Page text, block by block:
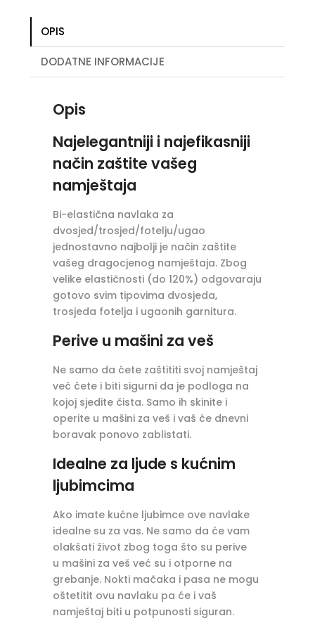
količina
OPIS
DODATNE INFORMACIJE
Opis
Najelegantniji i najefikasniji
način zaštite vašeg
namještaja
Bi-elastična navlaka za
dvosjed/trosjed/fotelju/ugao
jednostavno najbolji je način zaštite
vašeg dragocjenog namještaja. Zbog
velike elastičnosti (do 120%) odgovaraju
gotovo svim tipovima dvosjeda,
trosjeda fotelja i ugaonih garnitura.
Perive u mašini za veš
Ne samo da ćete zaštititi svoj namještaj
već ćete i biti sigurni da je podloga na
kojoj sjedite čista. Samo ih skinite i
operite u mašini za veš i vaš će dnevni
boravak ponovo zablistati.
Idealne za ljude s kućnim
ljubimcima
Ako imate kućne ljubimce ove navlake
idealne su za vas. Ne samo da će vam
olakšati život zbog toga što su perive
u mašini za veš već su i otporne na
grebanje. Nokti mačaka i pasa ne mogu
oštetitit ovu navlaku pa će i vaš
namještaj biti u potpunosti siguran.